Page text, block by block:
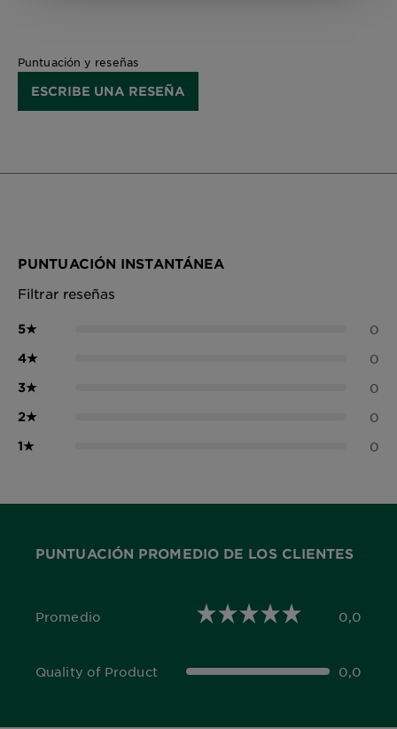
Puntuación y reseñas
ESCRIBE UNA RESEÑA
PUNTUACIÓN INSTANTÁNEA
Filtrar reseñas
5★ 0
4★ 0
3★ 0
2★ 0
1★ 0
PUNTUACIÓN PROMEDIO DE LOS CLIENTES
Promedio
0,0 out of 5 stars 0,0
Quality of Product
0,0 out of 5 stars 0,0